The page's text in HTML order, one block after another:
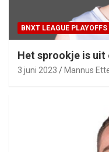
BNXT LEAGUE PLAYOFFS
Het sprookje is uit
3 juni 2023 Mannus